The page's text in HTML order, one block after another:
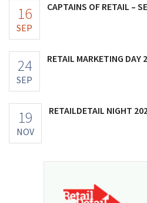
16
SEP
CAPTAINS OF RETAIL –
24
SEP
RETAIL MARKETING DAY
19
NOV
RETAILDETAIL NIGHT